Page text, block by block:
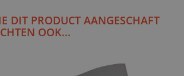
DIT PRODUCT AANGESCHAFT
OOK...